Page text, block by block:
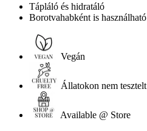
Tápláló és hidratáló
Borotvahabként is használható
Vegán
Állatokon nem tesztelt
Available @ Store